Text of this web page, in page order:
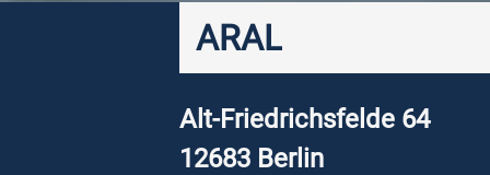
ARAL
Alt-Friedrichsfelde 64
12683 Berlin